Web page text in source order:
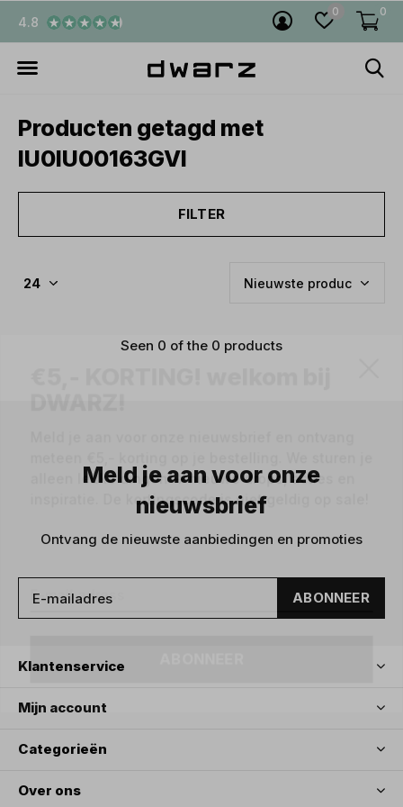
meteen €5,- korting op je bestelling. We sturen je
alleen leuke dingen -> nieuwe drops, acties en
inspiratie. De kortingscode is niet geldig op sale!
0 0
4.8
Producten getagd met
IU0IU00163GVI
FILTER
Seen 0 of the 0 products
Meld je aan voor onze
nieuwsbrief
Ontvang de nieuwste aanbiedingen en promoties
ABONNEER
Klantenservice
Mijn account
Categorieën
Over ons